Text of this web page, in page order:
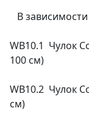
В
WB10.1 Чулок
100 см)
WB10.2 Чулок
см)